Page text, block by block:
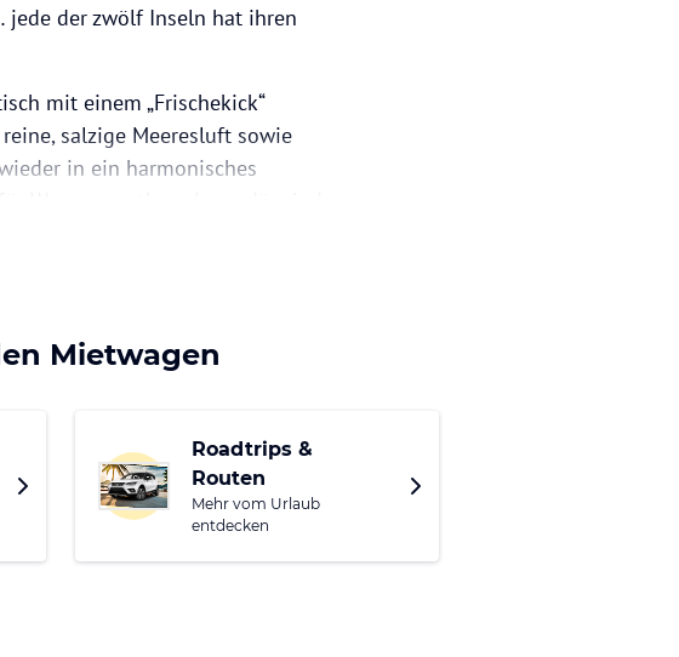
jede der zwölf Inseln hat ihren
mit einem „Frischekick“
salzige Meeresluft sowie
in ein harmonisches
Top-Bedingungen jedes Jahr die
Mietwagen
Roadtrips &
Routen
Mehr vom Urlaub
entdecken